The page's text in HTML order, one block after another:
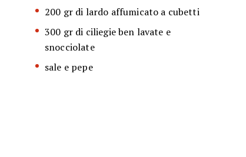
200 gr di lardo affumicato a cubetti
300 gr di ciliegie ben lavate e
snocciolate
sale e pepe